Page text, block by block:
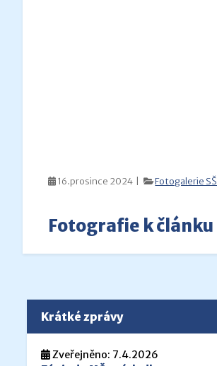
16.prosince 2024 | Fotogalerie SŠ
Fotografie k článku
Krátké zprávy
Zveřejněno: 7.4.2026